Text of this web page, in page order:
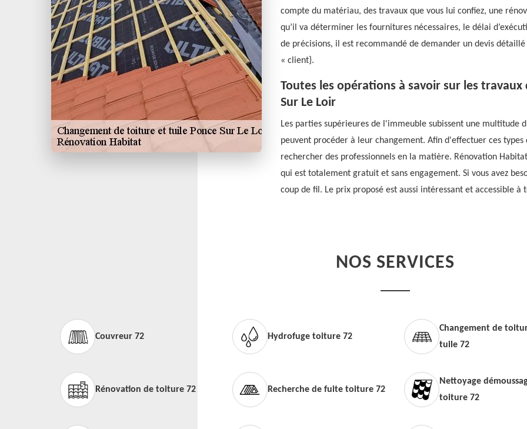
compte du matériau, des travaux que vous lui confiez, une
qu’il va déterminer les fournitures nécessaires, le délai
de précisions, il est recommandé de demander un devis
« client}.
Toutes les opérations à savoir sur les
Sur Le Loir
Les parties supérieures de l'immeuble subissent une multitude
peuvent procéder à leur changement. Afin d'effectuer ces
rechercher des professionnels en la matière. Rénovation
qui est totalement gratuit et sans engagement. Si vous avez
coup de fil. Le prix proposé est aussi intéressant et accessible à
NOS SERVICES
Couvreur 72 Hydrofuge toiture 72
Changement de
tuile 72
Rénovation de toiture 72 Recherche de fuite toiture 72
Nettoyage
toiture 72